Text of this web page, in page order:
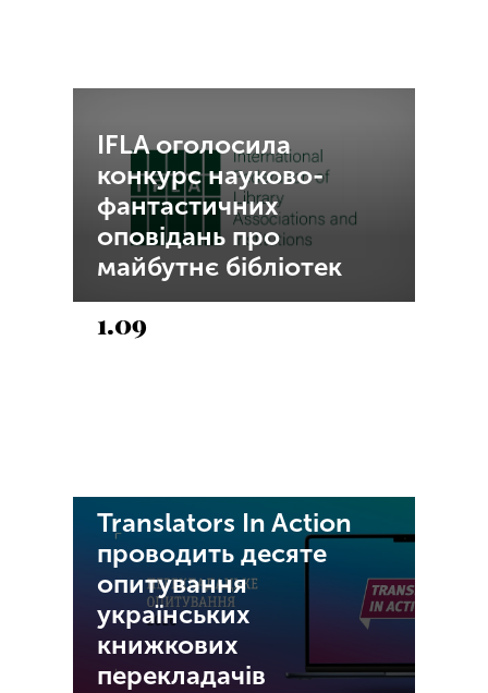
IFLA оголосила
конкурс науково-
фантастичних
оповідань про
майбутнє бібліотек
1.09
Translators In Action
проводить десяте
опитування
українських
книжкових
перекладачів